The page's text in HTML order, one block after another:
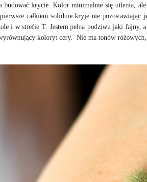
budować krycie. Kolor minimalnie się utlenia,
całkiem solidnie kryje nie pozostawiając
i w strefie T. Jestem pełna podziwu jaki fajny,
koloryt cery. Nie ma tonów